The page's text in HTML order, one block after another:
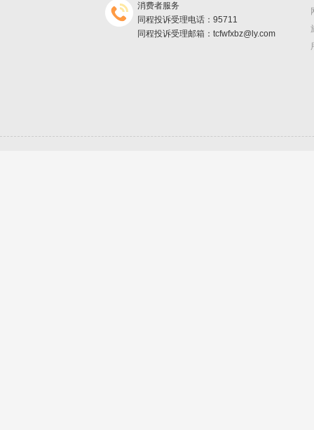
消费者服务
同程投诉受理电话：95711
同程投诉受理邮箱：tcfwfxbz@ly.com